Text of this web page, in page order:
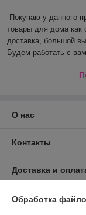
Покупаю у данного
товары для дома как
доставка, большой
Будем работать с
О нас
Контакты
Доставка и
График работы
Обработка